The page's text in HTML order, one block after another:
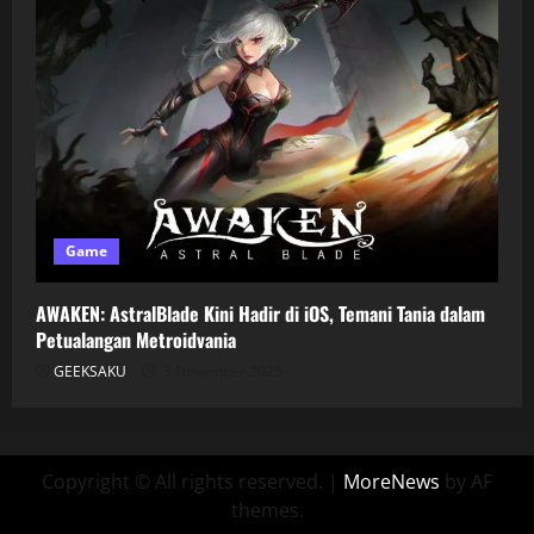
Game
AWAKEN: AstralBlade Kini Hadir di iOS, Temani Tania dalam
Petualangan Metroidvania
GEEKSAKU
Copyright © All rights reserved. | MoreNews by AF
themes.